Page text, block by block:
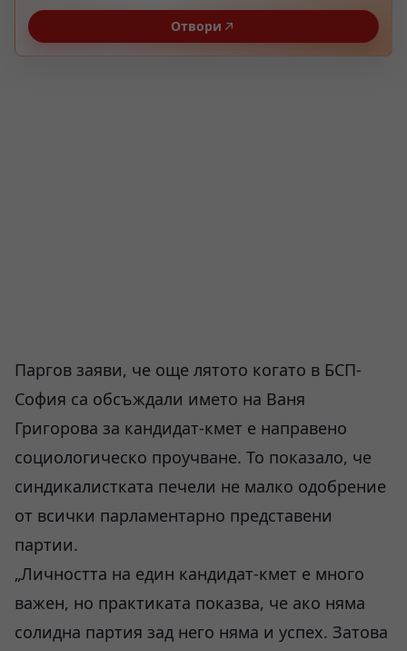
Отвори
Паргов заяви, че още лятото когато в БСП-
София са обсъждали името на Ваня
Григорова за кандидат-кмет е направено
социологическо проучване. То показало, че
синдикалистката печели не малко одобрение
от всички парламентарно представени
партии.
„Личността на един кандидат-кмет е много
важен, но практиката показва, че ако няма
солидна партия зад него няма и успех. Затова